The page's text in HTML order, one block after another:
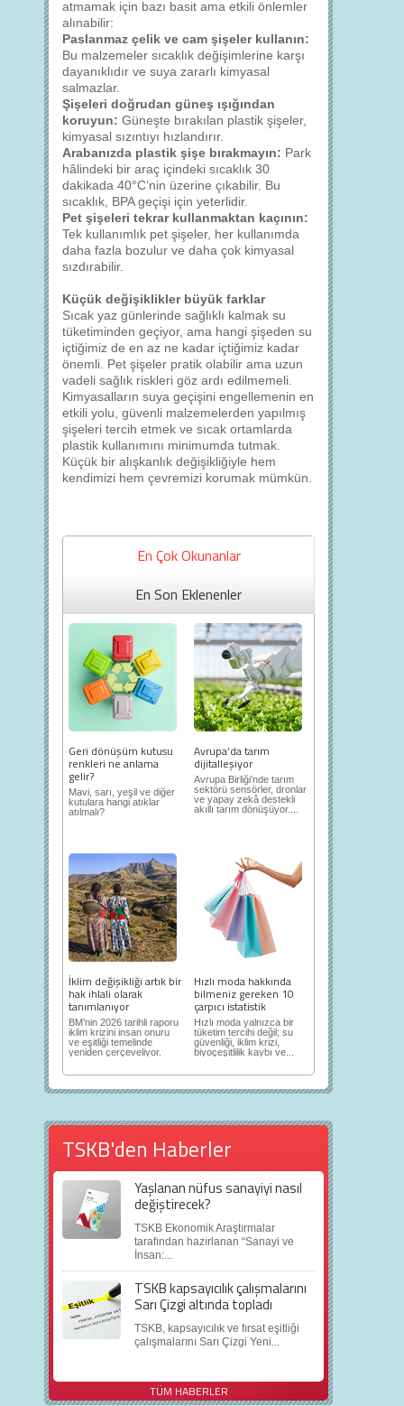
atmamak için bazı basit ama etkili önlemler
alınabilir:
Paslanmaz çelik ve cam şişeler kullanın:
Bu malzemeler sıcaklık değişimlerine karşı
dayanıklıdır ve suya zararlı kimyasal
salmazlar.
Şişeleri doğrudan güneş ışığından
koruyun: Güneşte bırakılan plastik şişeler,
kimyasal sızıntıyı hızlandırır.
Arabanızda plastik şişe bırakmayın: Park
hâlindeki bir araç içindeki sıcaklık 30
dakikada 40°C’nin üzerine çıkabilir. Bu
sıcaklık, BPA geçişi için yeterlidir.
Pet şişeleri tekrar kullanmaktan kaçının:
Tek kullanımlık pet şişeler, her kullanımda
daha fazla bozulur ve daha çok kimyasal
sızdırabilir.
Küçük değişiklikler büyük farklar
Sıcak yaz günlerinde sağlıklı kalmak su
tüketiminden geçiyor, ama hangi şişeden su
içtiğimiz de en az ne kadar içtiğimiz kadar
önemli. Pet şişeler pratik olabilir ama uzun
vadeli sağlık riskleri göz ardı edilmemeli.
Kimyasalların suya geçişini engellemenin en
etkili yolu, güvenli malzemelerden yapılmış
şişeleri tercih etmek ve sıcak ortamlarda
plastik kullanımını minimumda tutmak.
Küçük bir alışkanlık değişikliğiyle hem
kendimizi hem çevremizi korumak mümkün.
En Çok Okunanlar
En Son Eklenenler
Geri dönüşüm kutusu
renkleri ne anlama
gelir?
Mavi, sarı, yeşil ve diğer
kutulara hangi atıklar
atılmalı?
Avrupa’da tarım
dijitalleşiyor
Avrupa Birliği’nde tarım
sektörü sensörler, dronlar
ve yapay zekâ destekli
akıllı tarım dönüşüyor....
İklim değişikliği artık bir
hak ihlali olarak
tanımlanıyor
BM’nin 2026 tarihli raporu
iklim krizini insan onuru
ve eşitliği temelinde
yeniden çerçeveliyor.
Hızlı moda hakkında
bilmeniz gereken 10
çarpıcı istatistik
Hızlı moda yalnızca bir
tüketim tercihi değil; su
güvenliği, iklim krizi,
biyoçeşitlilik kaybı ve...
TSKB'den Haberler
Yaşlanan nüfus sanayiyi nasıl
değiştirecek?
TSKB Ekonomik Araştırmalar
tarafından hazırlanan “Sanayi ve
İnsan:...
TSKB kapsayıcılık çalışmalarını
Sarı Çizgi altında topladı
TSKB, kapsayıcılık ve fırsat eşitliği
çalışmalarını Sarı Çizgi Yeni...
TÜM HABERLER